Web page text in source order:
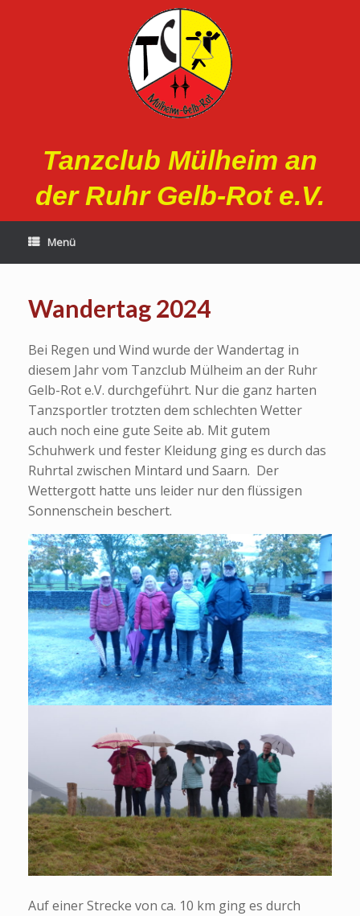
Tanzclub Mülheim an
der Ruhr Gelb-Rot e.V.
Menü
Wandertag 2024
Bei Regen und Wind wurde der Wandertag in
diesem Jahr vom Tanzclub Mülheim an der Ruhr
Gelb-Rot e.V. durchgeführt. Nur die ganz harten
Tanzsportler trotzten dem schlechten Wetter
auch noch eine gute Seite ab. Mit gutem
Schuhwerk und fester Kleidung ging es durch das
Ruhrtal zwischen Mintard und Saarn. Der
Wettergott hatte uns leider nur den flüssigen
Sonnenschein beschert.
Auf einer Strecke von ca. 10 km ging es durch